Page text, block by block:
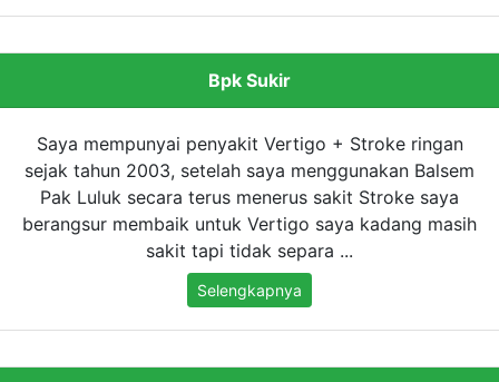
Bpk Sukir
Saya mempunyai penyakit Vertigo + Stroke ringan
sejak tahun 2003, setelah saya menggunakan Balsem
Pak Luluk secara terus menerus sakit Stroke saya
berangsur membaik untuk Vertigo saya kadang masih
sakit tapi tidak separa ...
Selengkapnya